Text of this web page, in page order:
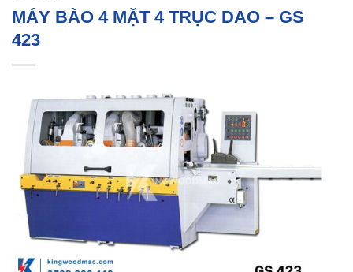
MÁY BÀO 4 MẶT 4 TRỤC DAO – GS
423